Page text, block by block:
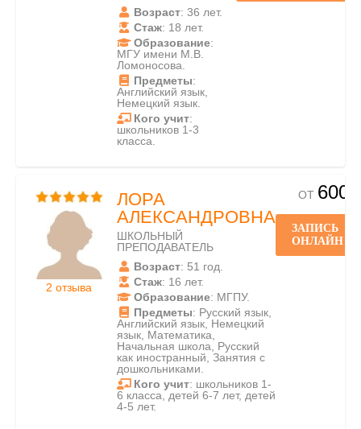
Возраст: 36 лет.
Стаж: 18 лет.
Образование:
МГУ имени М.В.
Ломоносова.
Предметы:
Английский язык,
Немецкий язык.
Кого учит:
школьников 1-3
класса.
2 отзыва
ЛОРА
АЛЕКСАНДРОВНА
ШКОЛЬНЫЙ
ПРЕПОДАВАТЕЛЬ
Возраст: 51 год.
Стаж: 16 лет.
Образование: МГПУ.
Предметы: Русский язык,
Английский язык, Немецкий
язык, Математика,
Начальная школа, Русский
как иностранный, Занятия с
дошкольниками.
Кого учит: школьников 1-
6 класса, детей 6-7 лет, детей
4-5 лет.
ОТ 600
ЗАПИСЬ
ОНЛАЙН